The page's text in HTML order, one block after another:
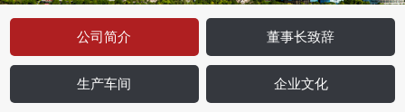
公司简介 董事长致辞
生产车间 企业文化